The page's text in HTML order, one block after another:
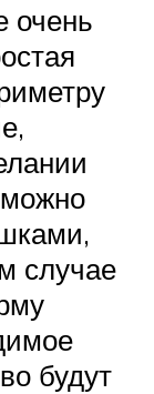
очень
случае
будут